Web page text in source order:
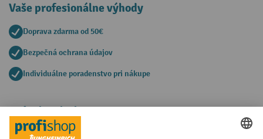
Vaše profesionálne výhody
Doprava zdarma od 50€
Bezpečná ochrana údajov
Individuálne poradenstvo pri nákupe
Spôsoby platby